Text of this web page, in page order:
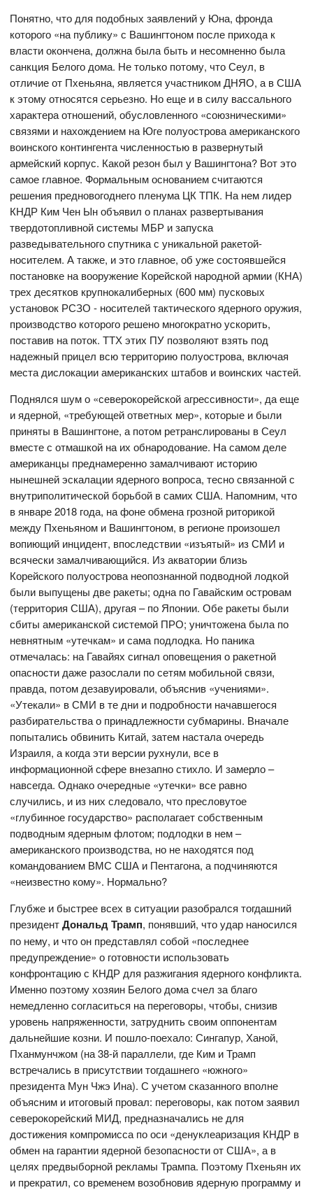
Понятно, что для подобных заявлений у Юна, фронда
которого «на публику» с Вашингтоном после прихода к
власти окончена, должна была быть и несомненно была
санкция Белого дома. Не только потому, что Сеул, в
отличие от Пхеньяна, является участником ДНЯО, а в США
к этому относятся серьезно. Но еще и в силу вассального
характера отношений, обусловленного «союзническими»
связями и нахождением на Юге полуострова американского
воинского контингента численностью в развернутый
армейский корпус. Какой резон был у Вашингтона? Вот это
самое главное. Формальным основанием считаются
решения предновогоднего пленума ЦК ТПК. На нем лидер
КНДР Ким Чен Ын объявил о планах развертывания
твердотопливной системы МБР и запуска
разведывательного спутника с уникальной ракетой-
носителем. А также, и это главное, об уже состоявшейся
постановке на вооружение Корейской народной армии (КНА)
трех десятков крупнокалиберных (600 мм) пусковых
установок РСЗО - носителей тактического ядерного оружия,
производство которого решено многократно ускорить,
поставив на поток. ТТХ этих ПУ позволяют взять под
надежный прицел всю территорию полуострова, включая
места дислокации американских штабов и воинских частей.
Поднялся шум о «северокорейской агрессивности», да еще
и ядерной, «требующей ответных мер», которые и были
приняты в Вашингтоне, а потом ретранслированы в Сеул
вместе с отмашкой на их обнародование. На самом деле
американцы преднамеренно замалчивают историю
нынешней эскалации ядерного вопроса, тесно связанной с
внутриполитической борьбой в самих США. Напомним, что
в январе 2018 года, на фоне обмена грозной риторикой
между Пхеньяном и Вашингтоном, в регионе произошел
вопиющий инцидент, впоследствии «изъятый» из СМИ и
всячески замалчивающийся. Из акватории близь
Корейского полуострова неопознанной подводной лодкой
были выпущены две ракеты; одна по Гавайским островам
(территория США), другая – по Японии. Обе ракеты были
сбиты американской системой ПРО; уничтожена была по
невнятным «утечкам» и сама подлодка. Но паника
отмечалась: на Гавайях сигнал оповещения о ракетной
опасности даже разослали по сетям мобильной связи,
правда, потом дезавуировали, объяснив «учениями».
«Утекали» в СМИ в те дни и подробности начавшегося
разбирательства о принадлежности субмарины. Вначале
попытались обвинить Китай, затем настала очередь
Израиля, а когда эти версии рухнули, все в
информационной сфере внезапно стихло. И замерло –
навсегда. Однако очередные «утечки» все равно
случились, и из них следовало, что пресловутое
«глубинное государство» располагает собственным
подводным ядерным флотом; подлодки в нем –
американского производства, но не находятся под
командованием ВМС США и Пентагона, а подчиняются
«неизвестно кому». Нормально?
Глубже и быстрее всех в ситуации разобрался тогдашний
президентДональд Трамп, понявший, что удар наносился
по нему, и что он представлял собой «последнее
предупреждение» о готовности использовать
конфронтацию с КНДР для разжигания ядерного конфликта.
Именно поэтому хозяин Белого дома счел за благо
немедленно согласиться на переговоры, чтобы, снизив
уровень напряженности, затруднить своим оппонентам
дальнейшие козни. И пошло-поехало: Сингапур, Ханой,
Пханмунчжом (на 38-й параллели, где Ким и Трамп
встречались в присутствии тогдашнего «южного»
президента Мун Чжэ Ина). С учетом сказанного вполне
объясним и итоговый провал: переговоры, как потом заявил
северокорейский МИД, предназначались не для
достижения компромисса по оси «денуклеаризация КНДР в
обмен на гарантии ядерной безопасности от США», а в
целях предвыборной рекламы Трампа. Поэтому Пхеньян их
и прекратил, со временем возобновив ядерную программу и